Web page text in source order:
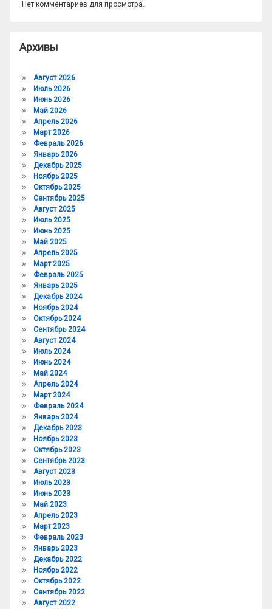
Нет комментариев для просмотра.
Архивы
Август 2026
Июль 2026
Июнь 2026
Май 2026
Апрель 2026
Март 2026
Февраль 2026
Январь 2026
Декабрь 2025
Ноябрь 2025
Октябрь 2025
Сентябрь 2025
Август 2025
Июль 2025
Июнь 2025
Май 2025
Апрель 2025
Март 2025
Февраль 2025
Январь 2025
Декабрь 2024
Ноябрь 2024
Октябрь 2024
Сентябрь 2024
Август 2024
Июль 2024
Июнь 2024
Май 2024
Апрель 2024
Март 2024
Февраль 2024
Январь 2024
Декабрь 2023
Ноябрь 2023
Октябрь 2023
Сентябрь 2023
Август 2023
Июль 2023
Июнь 2023
Май 2023
Апрель 2023
Март 2023
Февраль 2023
Январь 2023
Декабрь 2022
Ноябрь 2022
Октябрь 2022
Сентябрь 2022
Август 2022